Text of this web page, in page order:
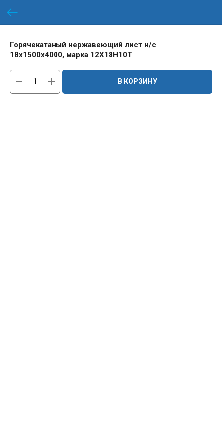
Горячекатаный нержавеющий лист н/с
18х1500х4000, марка 12Х18Н10Т
В КОРЗИНУ